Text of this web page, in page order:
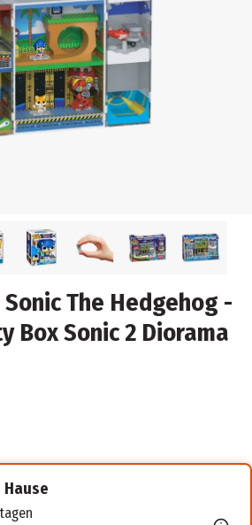
Sonic The Hedgehog -
Box Sonic 2 Diorama